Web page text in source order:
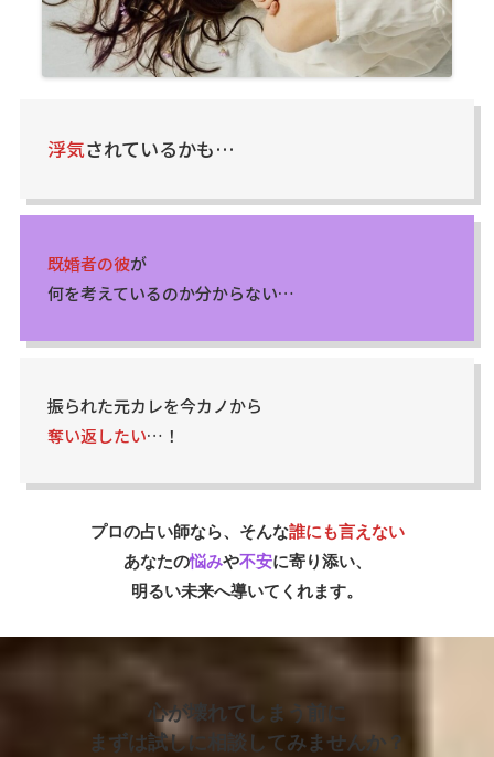
浮気されているかも…
既婚者の彼が
何を考えているのか分からない…
振られた元カレを今カノから
奪い返したい…！
プロの占い師なら、そんな誰にも言えない
あなたの悩みや不安に寄り添い、
明るい未来へ導いてくれます。
心が壊れてしまう前に
まずは試しに相談してみませんか？